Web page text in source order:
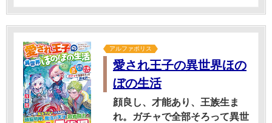
アルファポリス
愛され王子の異世界ほの
ぼの生活
顔良し、才能あり、王族生ま
れ。ガチャで全部そろって異世